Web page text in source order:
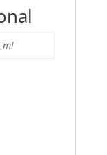
ml